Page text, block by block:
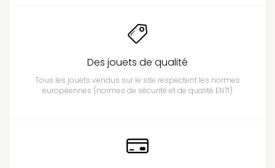
Des jouets de qualité
Tous les jouets vendus sur le site respectent les normes
européennes (normes de sécurité et de qualité EN71)